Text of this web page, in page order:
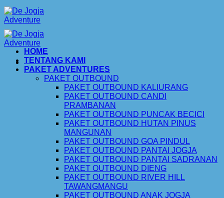
Skip
to
content
HOME
TENTANG KAMI
PAKET ADVENTURES
PAKET OUTBOUND
PAKET OUTBOUND KALIURANG
PAKET OUTBOUND CANDI
PRAMBANAN
PAKET OUTBOUND PUNCAK BECICI
PAKET OUTBOUND HUTAN PINUS
MANGUNAN
PAKET OUTBOUND GOA PINDUL
PAKET OUTBOUND PANTAI JOGJA
PAKET OUTBOUND PANTAI SADRANAN
PAKET OUTBOUND DIENG
PAKET OUTBOUND RIVER HILL
TAWANGMANGU
PAKET OUTBOUND ANAK JOGJA